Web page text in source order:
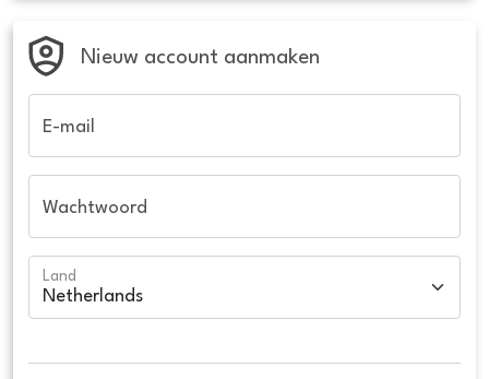
Nieuw account aanmaken
E-mail
Wachtwoord
Land